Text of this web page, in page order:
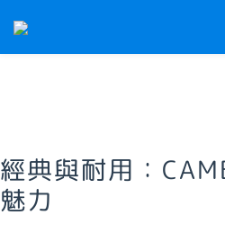
經典與耐用：
魅力